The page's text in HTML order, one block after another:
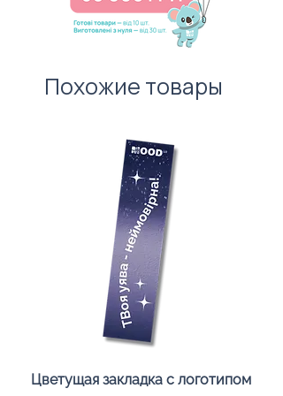
Похожие товары
Цветущая закладка с логотипом